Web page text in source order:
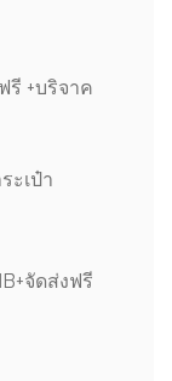
รี +บริจาค
ะเป๋า
จัดส่งฟรี